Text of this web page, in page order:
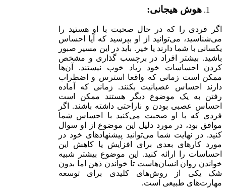
هوش هیجانی:
اگر فردی را که در حال صحبت با او هستید را
می‌شناسید، می‌توانید از او بپرسید که آیا احساس
یکسانی با شما دارند یا خیر. باید در این مسیر صبور
باشید. بیشتر افراد در برچسب گذاری و مشخص
کردن احساسات خود زیاد خوب نیستند. آن‌ها
ممکن است زمانی که واقعا استرس و اضطراب
دارند احساس عصبانیت بکنند. زمانی که آماده
رفتن به یک موضوع دیگر هستند ممکن است
احساس عصبی بودن و ناراحتی داشته باشند. اگر
فردی که با او صحبت می‌کنید با احساس شما
موافق بود، در مورد دلیل این موضوع از او سوال
کنید. در نهایت شما می‌توانید پیشنهادهای خود در
مورد کارهای بعدی برای افزایش یا کاهش این
احساسات را ارائه کنید. این موضوع بیشتر شبیه
خواندن روان انسان‌هاست تا خواندن ذهن اما بدون
شک یکی از روش‌های کلیدی برای توسعه
مهارت‌های طبیعی است.